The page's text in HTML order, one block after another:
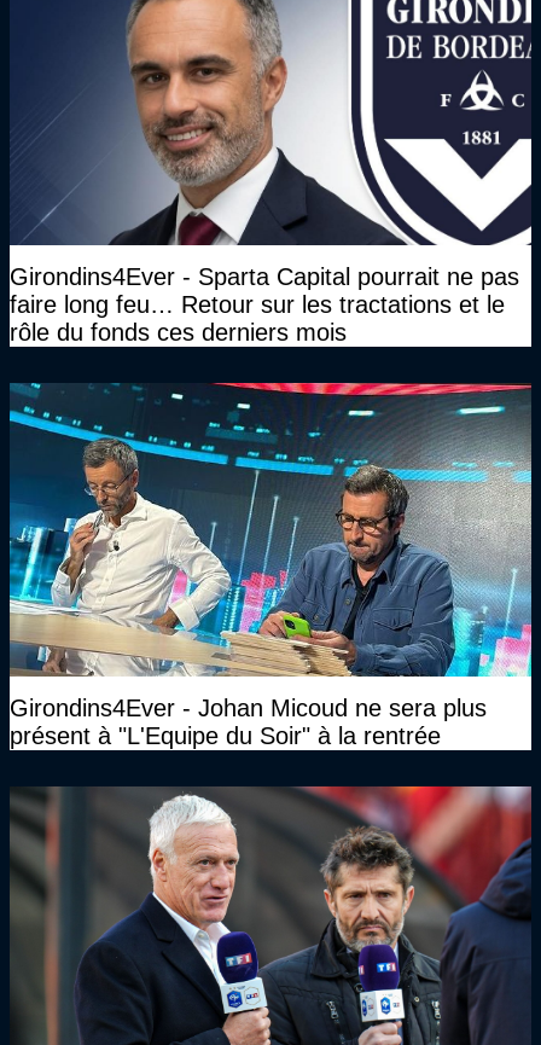
Girondins4Ever - Sparta Capital pourrait ne pas
faire long feu… Retour sur les tractations et le
rôle du fonds ces derniers mois
Girondins4Ever - Johan Micoud ne sera plus
présent à "L'Equipe du Soir" à la rentrée